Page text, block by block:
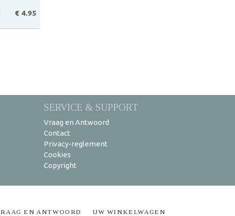
€ 4.95
SERVICE & SUPPORT
Vraag en Antwoord
Contact
Privacy-reglement
Cookies
Copyright
EN ANTWOORD UW WINKELWAGEN